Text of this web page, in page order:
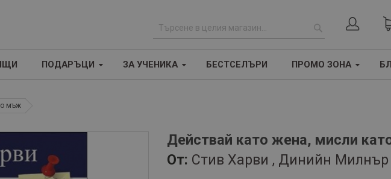
р
ТЪРСЕНЕ
ПОДАРЪЦИ ЗА УЧЕНИКА БЕСТСЕЛЪРИ ПРОМО ЗОНА
мъж
Действай като жена, мисли
От: Стив Харви , Динийн Милнър